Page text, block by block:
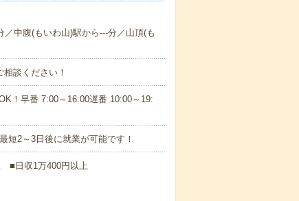
中腹(もいわ山)駅から---分／山頂(も
談ください！
！早番 7:00～16:00遅番 10:00～19:
短2～3日後に就業が可能です！
■日収1万400円以上